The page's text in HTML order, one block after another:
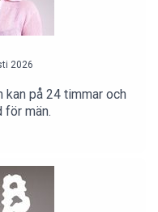
2026
kan på 24 timmar och
för män.